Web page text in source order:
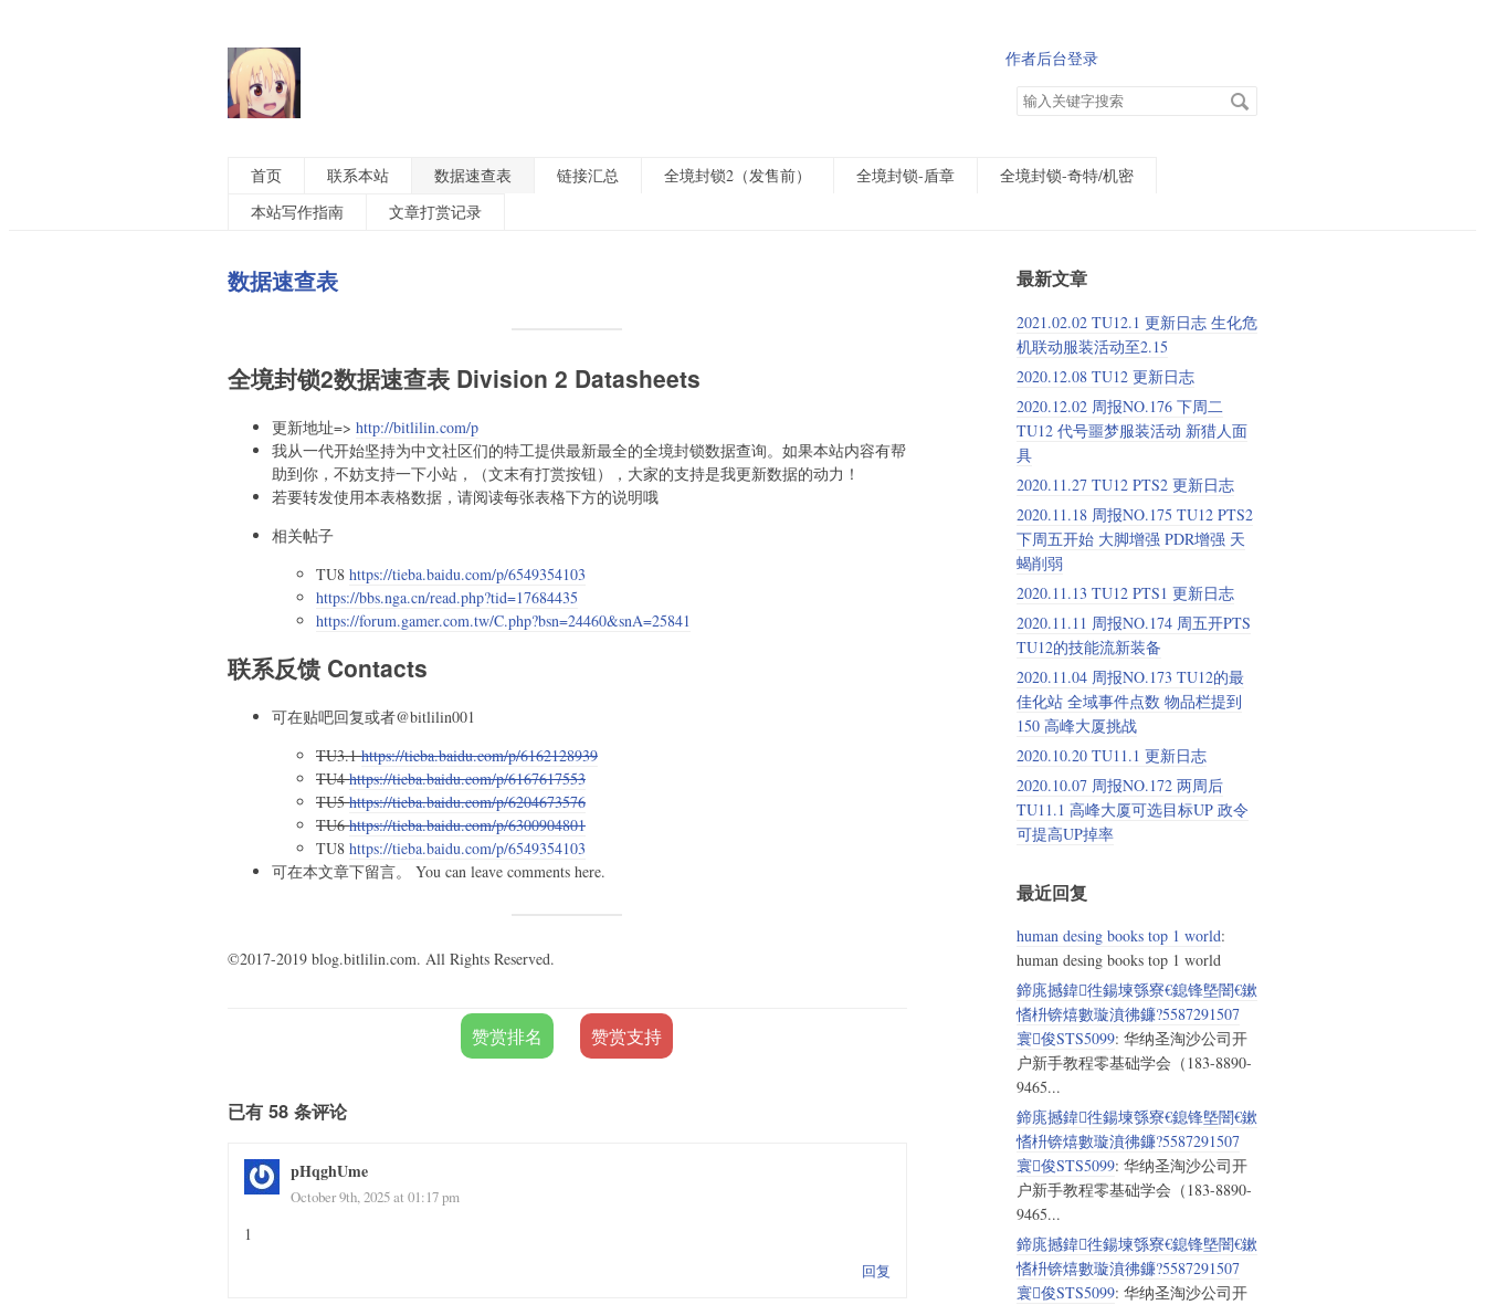
作者后台登录
搜
字
首页 联系本站 数据速查表 链接汇总 全境封锁2（发售前） 全境封锁-盾章
全境封锁-奇特/机密
本站写作指南
文章打赏记录
数据速查表
全境封锁2数据速查表 Division 2 Datasheets
更新地址=> http://bitlilin.com/p
我从一代开始坚持为中文社区们的特工提供最新最全的全境封锁数据查询。如果本站内容有帮
助到你，不妨支持一下小站，（文末有打赏按钮），大家的支持是我更新数据的动力！
若要转发使用本表格数据，请阅读每张表格下方的说明哦
相关帖子
TU8 https://tieba.baidu.com/p/6549354103
https://bbs.nga.cn/read.php?tid=17684435
https://forum.gamer.com.tw/C.php?bsn=24460&snA=25841
联系反馈 Contacts
可在贴吧回复或者@bitlilin001
TU3.1https://tieba.baidu.com/p/6162128939
TU4https://tieba.baidu.com/p/6167617553
TU5https://tieba.baidu.com/p/6204673576
TU6https://tieba.baidu.com/p/6300904801
TU8 https://tieba.baidu.com/p/6549354103
可在本文章下留言。 You can leave comments here.
©2017-2019 blog.bitlilin.com. All Rights Reserved.
赞赏排名 赞赏支持
已有 58 条评论
pHqghUme
October 9th, 2025 at 01:17 pm
1
回复
最新文章
2021.02.02 TU12.1 更新日志 生化危
机联动服装活动至2.15
2020.12.08 TU12 更新日志
2020.12.02 周报NO.176 下周二
TU12 代号噩梦服装活动 新猎人面
具
2020.11.27 TU12 PTS2 更新日志
2020.11.18 周报NO.175 TU12 PTS2
下周五开始 大脚增强 PDR增强 天
蝎削弱
2020.11.13 TU12 PTS1 更新日志
2020.11.11 周报NO.174 周五开PTS
TU12的技能流新装备
2020.11.04 周报NO.173 TU12的最
佳化站 全域事件点数 物品栏提到
150 高峰大厦挑战
2020.10.20 TU11.1 更新日志
2020.10.07 周报NO.172 两周后
TU11.1 高峰大厦可选目标UP 政令
可提高UP掉率
最近回复
human desing books top 1 world:
human desing books top 1 world
鍗庣撼鍏徃鍚堜綔寮€鎴锋墍闇€鏉
愭枡锛熺數璇濆彿鐮?5587291507
寰俊STS5099: 华纳圣淘沙公司开
户新手教程零基础学会（183-8890-
9465...
鍗庣撼鍏徃鍚堜綔寮€鎴锋墍闇€鏉
愭枡锛熺數璇濆彿鐮?5587291507
寰俊STS5099: 华纳圣淘沙公司开
户新手教程零基础学会（183-8890-
9465...
鍗庣撼鍏徃鍚堜綔寮€鎴锋墍闇€鏉
愭枡锛熺數璇濆彿鐮?5587291507
寰俊STS5099: 华纳圣淘沙公司开